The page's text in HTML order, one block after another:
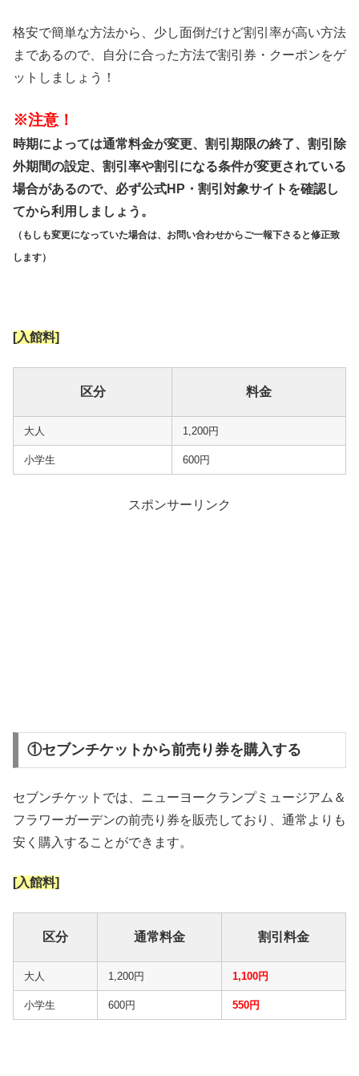
格安で簡単な方法から、少し面倒だけど割引率が高い方法
まであるので、自分に合った方法で割引券・クーポンをゲ
ットしましょう！
※注意！
時期によっては通常料金が変更、割引期限の終了、割引除
外期間の設定、割引率や割引になる条件が変更されている
場合があるので、必ず公式HP・割引対象サイトを確認し
てから利用しましょう。
（もしも変更になっていた場合は、お問い合わせからご一報下さると修正致
します）
[入館料]
区分 料金
大人 1,200円
小学生 600円
スポンサーリンク
①セブンチケットから前売り券を購入する
セブンチケットでは、ニューヨークランプミュージアム＆
フラワーガーデンの前売り券を販売しており、通常よりも
安く購入することができます。
[入館料]
区分 通常料金 割引料金
大人 1,200円 1,100円
小学生 600円 550円